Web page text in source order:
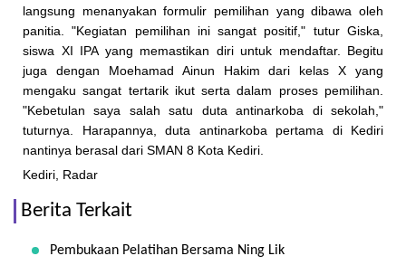
langsung menanyakan formulir pemilihan yang dibawa oleh
panitia. "Kegiatan pemilihan ini sangat positif," tutur Giska,
siswa XI IPA yang memastikan diri untuk mendaftar. Begitu
juga dengan Moehamad Ainun Hakim dari kelas X yang
mengaku sangat tertarik ikut serta dalam proses pemilihan.
"Kebetulan saya salah satu duta antinarkoba di sekolah,"
tuturnya. Harapannya, duta antinarkoba pertama di Kediri
nantinya berasal dari SMAN 8 Kota Kediri.
Kediri, Radar
Berita Terkait
Pembukaan Pelatihan Bersama Ning Lik